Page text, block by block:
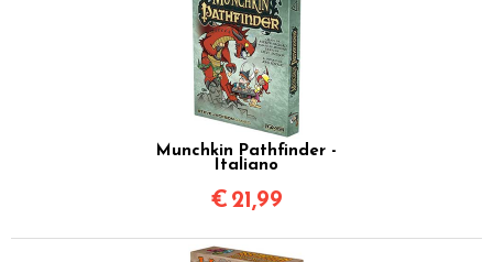
Munchkin Pathfinder -
Italiano
€ 21,99